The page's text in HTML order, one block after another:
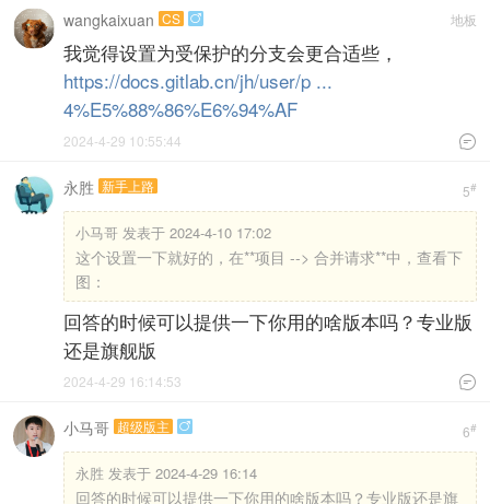
地板
wangkaixuan CS 
我觉得设置为受保护的分支会更合适些，
https://docs.gitlab.cn/jh/user/p ...
4%E5%88%86%E6%94%AF

2024-4-29 10:55:44
5#
永胜 新手上路
小马哥 发表于 2024-4-10 17:02
这个设置一下就好的，在**项目 --> 合并请求**中，查看下
图：
回答的时候可以提供一下你用的啥版本吗？专业版
还是旗舰版

2024-4-29 16:14:53
6#
小马哥 超级版主 
永胜 发表于 2024-4-29 16:14
回答的时候可以提供一下你用的啥版本吗？专业版还是旗